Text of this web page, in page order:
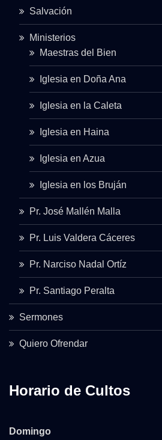
Salvación
Ministerios
Maestras del Bien
Iglesia en Doña Ana
Iglesia en la Caleta
Iglesia en Haina
Iglesia en Azua
Iglesia en los Bruján
Pr. José Mallén Malla
Pr. Luis Valdera Cáceres
Pr. Narciso Nadal Ortíz
Pr. Santiago Peralta
Sermones
Quiero Ofrendar
Horario de Cultos
Domingo